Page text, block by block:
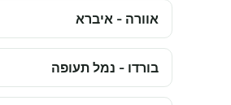
אוורה - איברא
בורדו - נמל תעופה